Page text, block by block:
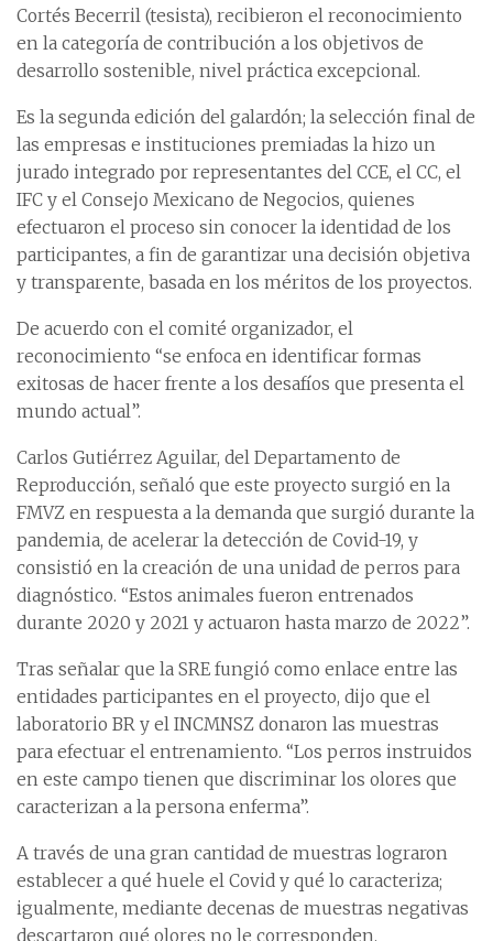
Cortés Becerril (tesista), recibieron el reconocimiento
en la categoría de contribución a los objetivos de
desarrollo sostenible, nivel práctica excepcional.
Es la segunda edición del galardón; la selección final de
las empresas e instituciones premiadas la hizo un
jurado integrado por representantes del CCE, el CC, el
IFC y el Consejo Mexicano de Negocios, quienes
efectuaron el proceso sin conocer la identidad de los
participantes, a fin de garantizar una decisión objetiva
y transparente, basada en los méritos de los proyectos.
De acuerdo con el comité organizador, el
reconocimiento “se enfoca en identificar formas
exitosas de hacer frente a los desafíos que presenta el
mundo actual”.
Carlos Gutiérrez Aguilar, del Departamento de
Reproducción, señaló que este proyecto surgió en la
FMVZ en respuesta a la demanda que surgió durante la
pandemia, de acelerar la detección de Covid-19, y
consistió en la creación de una unidad de perros para
diagnóstico. “Estos animales fueron entrenados
durante 2020 y 2021 y actuaron hasta marzo de 2022”.
Tras señalar que la SRE fungió como enlace entre las
entidades participantes en el proyecto, dijo que el
laboratorio BR y el INCMNSZ donaron las muestras
para efectuar el entrenamiento. “Los perros instruidos
en este campo tienen que discriminar los olores que
caracterizan a la persona enferma”.
A través de una gran cantidad de muestras lograron
establecer a qué huele el Covid y qué lo caracteriza;
igualmente, mediante decenas de muestras negativas
descartaron qué olores no le corresponden.